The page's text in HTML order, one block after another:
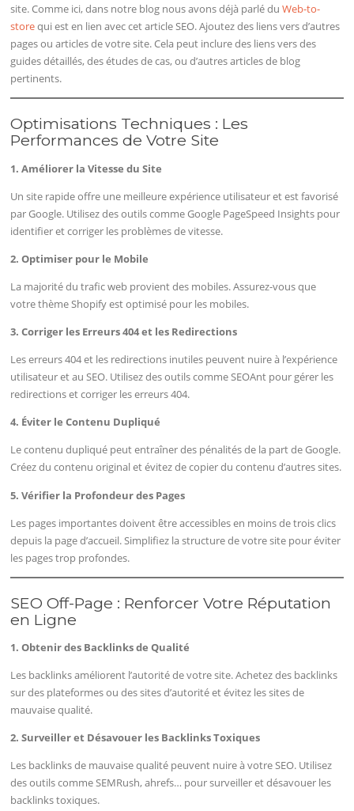
site. Comme ici, dans notre blog nous avons déjà parlé duWeb-to-
storequi est en lien avec cet article SEO. Ajoutez des liens vers d’autres
pages ou articles de votre site. Cela peut inclure des liens vers des
guides détaillés, des études de cas, ou d’autres articles de blog
pertinents.
Optimisations Techniques : Les
Performances de Votre Site
1. Améliorer la Vitesse du Site
Un site rapide offre une meilleure expérience utilisateur et est favorisé
par Google. Utilisez des outils comme Google PageSpeed Insights pour
identifier et corriger les problèmes de vitesse.
2. Optimiser pour le Mobile
La majorité du trafic web provient des mobiles. Assurez-vous que
votre thème Shopify est optimisé pour les mobiles.
3. Corriger les Erreurs 404 et les Redirections
Les erreurs 404 et les redirections inutiles peuvent nuire à l’expérience
utilisateur et au SEO. Utilisez des outils comme SEOAnt pour gérer les
redirections et corriger les erreurs 404.
4. Éviter le Contenu Dupliqué
Le contenu dupliqué peut entraîner des pénalités de la part de Google.
Créez du contenu original et évitez de copier du contenu d’autres sites.
5. Vérifier la Profondeur des Pages
Les pages importantes doivent être accessibles en moins de trois clics
depuis la page d’accueil. Simplifiez la structure de votre site pour éviter
les pages trop profondes.
SEO Off-Page : Renforcer Votre Réputation
en Ligne
1. Obtenir des Backlinks de Qualité
Les backlinks améliorent l’autorité de votre site. Achetez des backlinks
sur des plateformes ou des sites d’autorité et évitez les sites de
mauvaise qualité.
2. Surveiller et Désavouer les Backlinks Toxiques
Les backlinks de mauvaise qualité peuvent nuire à votre SEO. Utilisez
des outils comme SEMRush, ahrefs… pour surveiller et désavouer les
backlinks toxiques.